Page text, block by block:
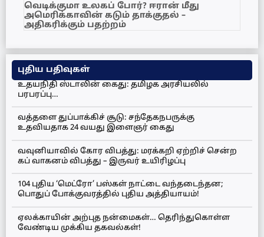
வெடிக்குமா உலகப் போர்? ஈரான் மீது
அமெரிக்காவின் கடும் தாக்குதல் –
அதிகரிக்கும் பதற்றம்
புதிய பதிவுகள்
உதயநிதி ஸ்டாலின் கைது: தமிழக அரசியலில்
பரபரப்பு…
வத்தளை துப்பாக்கிச் சூடு: சந்தேகநபருக்கு
உதவியதாக 24 வயது இளைஞர் கைது
வவுனியாவில் கோர விபத்து: மரக்கறி ஏற்றிச் சென்ற
கப் வாகனம் விபத்து – இருவர் உயிரிழப்பு
104 புதிய ‘மெட்ரோ’ பஸ்கள் நாட்டை வந்தடைந்தன;
பொதுப் போக்குவரத்தில் புதிய அத்தியாயம்!
ஏலக்காயின் அற்புத நன்மைகள்… தெரிந்துகொள்ள
வேண்டிய முக்கிய தகவல்கள்!